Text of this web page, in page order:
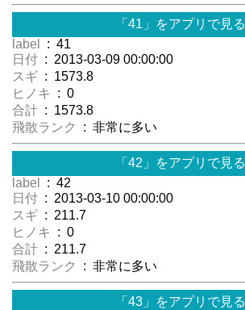
「41」をアプリで見る
label
: 41
日付 : 2013-03-09 00:00:00
スギ : 1573.8
ヒノキ
: 0
合計 : 1573.8
飛散ランク
: 非常に多い
「42」をアプリで見る
label
: 42
日付 : 2013-03-10 00:00:00
スギ : 211.7
ヒノキ
: 0
合計 : 211.7
飛散ランク
: 非常に多い
「43」をアプリで見る